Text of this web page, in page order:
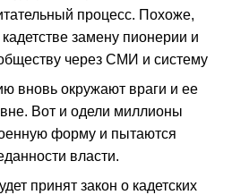
процесс. Похоже,
замену пионерии и
через СМИ и систему
вновь окружают враги и ее
Вот и одели миллионы
форму и пытаются
власти.
принят закон о кадетских